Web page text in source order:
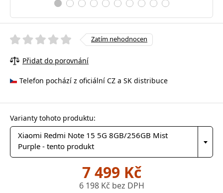
Zatím nehodnocen
Přidat do porovnání
Telefon pochází z oficiální CZ a SK distribuce
Varianty tohoto produktu:
Xiaomi Redmi Note 15 5G 8GB/256GB Mist
Purple - tento produkt
7 499 Kč
6 198 Kč bez DPH